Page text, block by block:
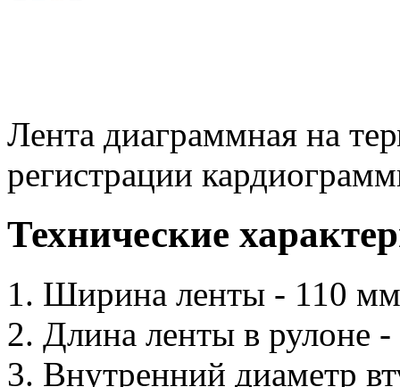
Лента диаграммная на
регистрации
Технические
Ширина ленты - 110 мм
Длина ленты в рулоне
Внутренний диаметр